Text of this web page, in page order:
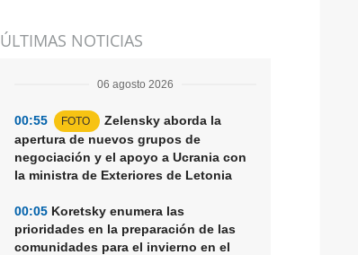
Suscripción
ÚLTIMAS NOTICIAS
06 agosto 2026
00:55 FOTO
Zelensky aborda la
apertura de nuevos grupos de
negociación y el apoyo a Ucrania con
la ministra de Exteriores de Letonia
00:05 Koretsky enumera las
prioridades en la preparación de las
comunidades para el invierno en el